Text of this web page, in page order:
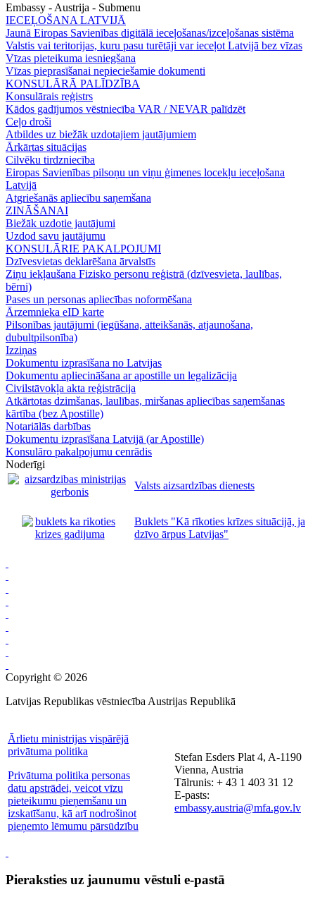
Embassy - Austrija - Submenu
IECEĻOŠANA LATVIJĀ
Jaunā Eiropas Savienības digitālā ieceļošanas/izceļošanas sistēma
Valstis vai teritorijas, kuru pasu turētāji var ieceļot Latvijā bez vīzas
Vīzas pieteikuma iesniegšana
Vīzas pieprasīšanai nepieciešamie dokumenti
KONSULĀRĀ PALĪDZĪBA
Konsulārais reģistrs
Kādos gadījumos vēstniecība VAR / NEVAR palīdzēt
Ceļo droši
Atbildes uz biežāk uzdotajiem jautājumiem
Ārkārtas situācijas
Cilvēku tirdzniecība
Eiropas Savienības pilsoņu un viņu ģimenes locekļu ieceļošana
Latvijā
Atgriešanās apliecību saņemšana
ZINĀŠANAI
Biežāk uzdotie jautājumi
Uzdod savu jautājumu
KONSULĀRIE PAKALPOJUMI
Dzīvesvietas deklarēšana ārvalstīs
Ziņu iekļaušana Fizisko personu reģistrā (dzīvesvieta, laulības,
bērni)
Pases un personas apliecības noformēšana
Ārzemnieka eID karte
Pilsonības jautājumi (iegūšana, atteikšanās, atjaunošana,
dubultpilsonība)
Izziņas
Dokumentu izprasīšana no Latvijas
Dokumentu apliecināšana ar apostille un legalizācija
Civilstāvokļa akta reģistrācija
Atkārtotas dzimšanas, laulības, miršanas apliecības saņemšanas
kārtība (bez Apostille)
Notariālās darbības
Dokumentu izprasīšana Latvijā (ar Apostille)
Konsulāro pakalpojumu cenrādis
Noderīgi
Valsts aizsardzības dienests
Buklets "Kā rīkoties krīzes situācijā, ja
dzīvo ārpus Latvijas"
Copyright © 2026
Latvijas Republikas vēstniecība Austrijas Republikā
Ārlietu ministrijas vispārējā
privātuma politika
Privātuma politika personas
datu apstrādei, veicot vīzu
pieteikumu pieņemšanu un
izskatīšanu, kā arī nodrošinot
pieņemto lēmumu pārsūdzību
Stefan Esders Plat 4, A-1190
Vienna, Austria
Tālrunis: + 43 1 403 31 12
E-pasts:
embassy.austria@mfa.gov.lv
Pieraksties uz jaunumu vēstuli e-pastā